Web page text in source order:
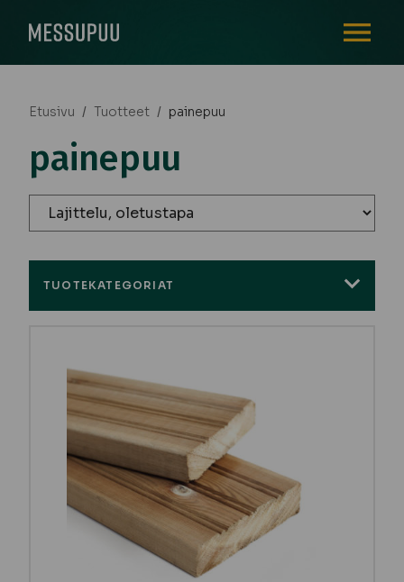
Etusivu / Tuotteet / painepuu
painepuu
TUOTEKATEGORIAT